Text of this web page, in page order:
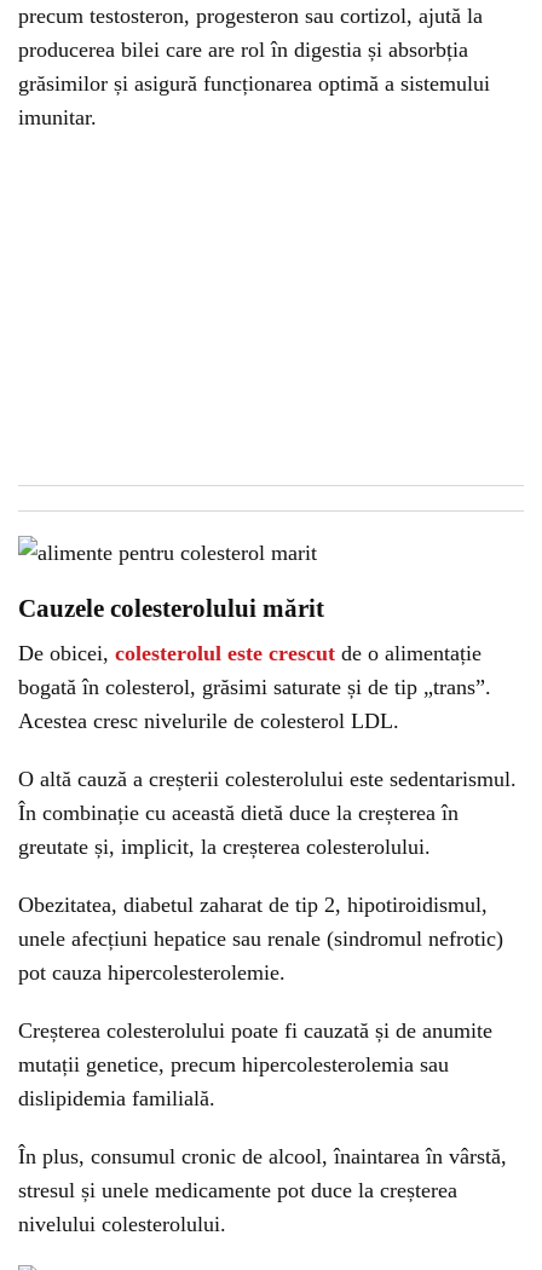
precum testosteron, progesteron sau cortizol, ajută la
producerea bilei care are rol în digestia și absorbția
grăsimilor și asigură funcționarea optimă a sistemului
imunitar.
Cauzele colesterolului mărit
De obicei, colesterolul este crescut de o alimentație
bogată în colesterol, grăsimi saturate și de tip „trans”.
Acestea cresc nivelurile de colesterol LDL.
O altă cauză a creșterii colesterolului este sedentarismul.
În combinație cu această dietă duce la creșterea în
greutate și, implicit, la creșterea colesterolului.
Obezitatea, diabetul zaharat de tip 2, hipotiroidismul,
unele afecțiuni hepatice sau renale (sindromul nefrotic)
pot cauza hipercolesterolemie.
Creșterea colesterolului poate fi cauzată și de anumite
mutații genetice, precum hipercolesterolemia sau
dislipidemia familială.
În plus, consumul cronic de alcool, înaintarea în vârstă,
stresul și unele medicamente pot duce la creșterea
nivelului colesterolului.